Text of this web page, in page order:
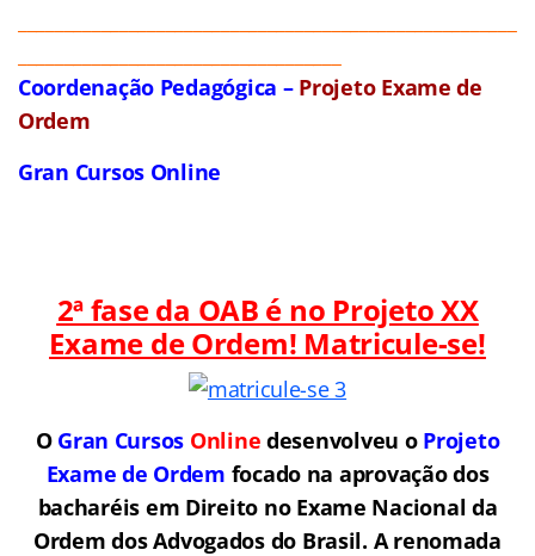
Coordenação Pedagógica – Projeto Exame de
Ordem
Gran Cursos Online
2ª fase da OAB é no Projeto XX
Exame de Ordem! Matricule-se!
O Gran Cursos Online desenvolveu o Projeto
Exame de Ordem focado na aprovação dos
bacharéis em Direito no Exame Nacional da
Ordem dos Advogados do Brasil. A renomada